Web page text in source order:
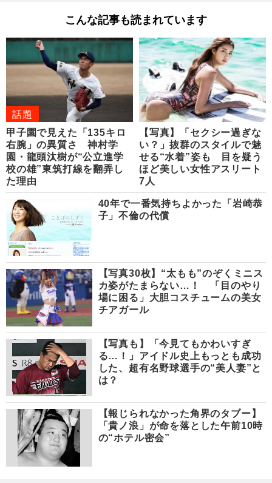
こんな記事も読まれています
話題
甲子園で見えた「135キロ
右腕」の異質さ 神村学
園・龍頭汰樹が“公立進学
校の雄”東筑打線を翻弄し
た理由
【写真】「セクシー過ぎな
い？」抜群のスタイルで魅
せる“水着”姿も 目を疑う
ほど美しい女性アスリート
7人
40年で一番気持ちよかった「岩崎恭
子」不倫の代償
【写真30枚】“太もも”のぞくミニス
カ姿がたまらない…！ 「目のやり
場に困る」大胆コスチュームの美女
チアガール
【写真も】「今見てもかわいすぎ
る…！」アイドル史上もっとも成功
した、超有名野球選手の“美人妻”と
は？
【報じられなかった角界のタブー】
「貴ノ浪」が命を落とした午前10時
の“ホテル密会”